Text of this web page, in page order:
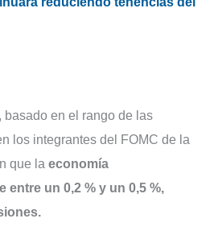
basado en el rango de las
los integrantes del FOMC de la
que la economía
entre un 0,2 % y un 0,5 %,